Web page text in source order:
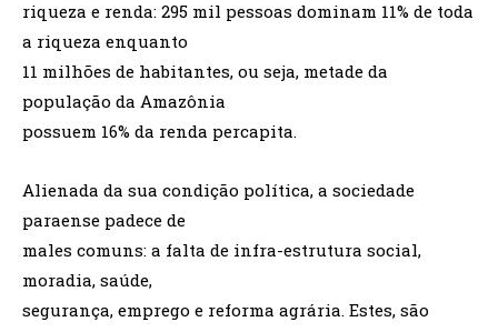
riqueza e renda: 295 mil pessoas dominam 11% de toda
a riqueza enquanto
11 milhões de habitantes, ou seja, metade da
população da Amazônia
possuem 16% da renda percapita.
Alienada da sua condição política, a sociedade
paraense padece de
males comuns: a falta de infra-estrutura social,
moradia, saúde,
segurança, emprego e reforma agrária. Estes, são